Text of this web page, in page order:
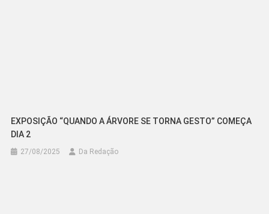
EXPOSIÇÃO “QUANDO A ÁRVORE SE TORNA GESTO” COMEÇA
DIA 2
27/08/2025 Da Redação